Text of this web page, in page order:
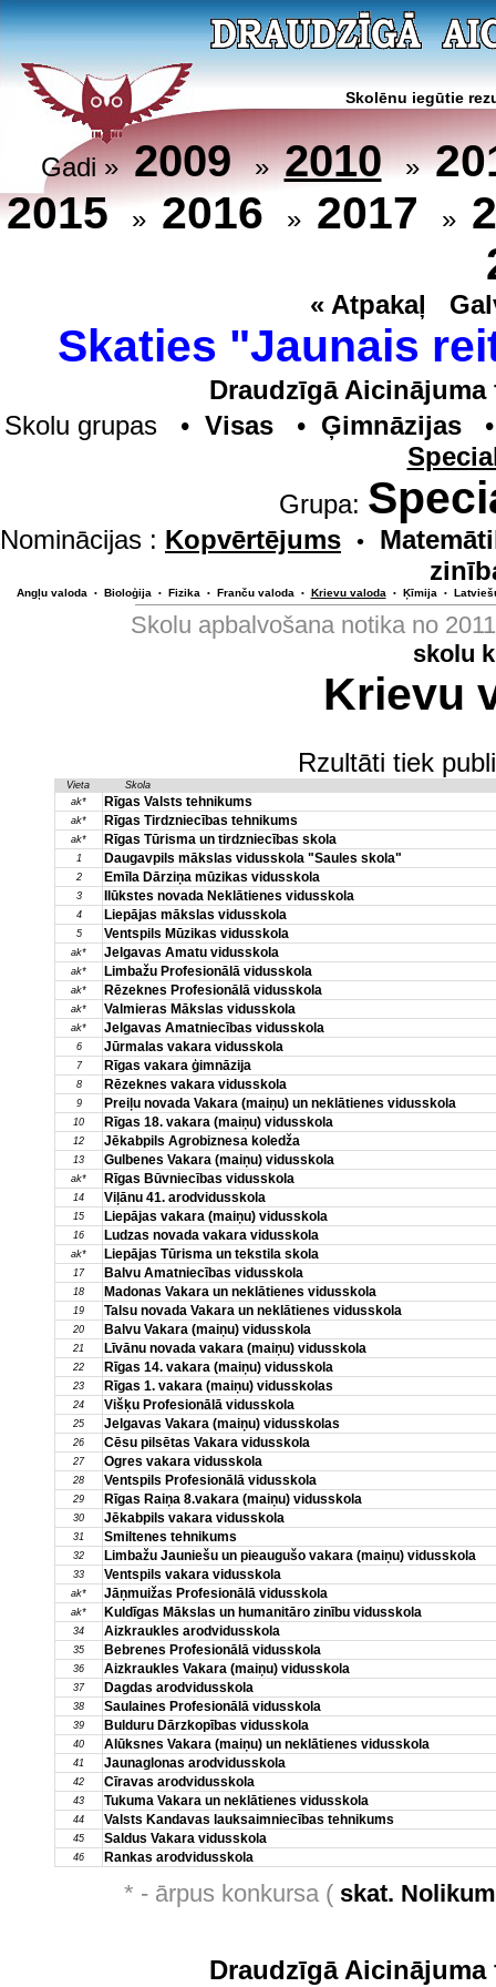
Skolēnu iegūtie
Gadi »2009»2010»
2015 » 2016 » 2017 »
« Atpakaļ
Skaties "Jaunais
Draudzīgā
Skolu grupas • Visas• Ģimnāzijas
Grupa:
Nominācijas : Kopvērtējums •
Angļu valoda • Bioloģija • Fizika • Franču valoda • Krievu valoda • Ķīmija •
Skolu apbalvošana notika no
skolu
Krievu
Rzultāti tiek
Vieta
Skola
ak*
Rīgas Valsts tehnikums
ak* Rīgas Tirdzniecības tehnikums
ak* Rīgas Tūrisma un tirdzniecības skola
1 Daugavpils mākslas vidusskola "Saules skola"
2 Emīla Dārziņa mūzikas vidusskola
3 Ilūkstes novada Neklātienes vidusskola
4 Liepājas mākslas vidusskola
5 Ventspils Mūzikas vidusskola
ak* Jelgavas Amatu vidusskola
ak* Limbažu Profesionālā vidusskola
ak* Rēzeknes Profesionālā vidusskola
ak* Valmieras Mākslas vidusskola
ak* Jelgavas Amatniecības vidusskola
6 Jūrmalas vakara vidusskola
7 Rīgas vakara ģimnāzija
8 Rēzeknes vakara vidusskola
9 Preiļu novada Vakara (maiņu) un neklātienes vidusskola
10 Rīgas 18. vakara (maiņu) vidusskola
12 Jēkabpils Agrobiznesa koledža
13 Gulbenes Vakara (maiņu) vidusskola
ak* Rīgas Būvniecības vidusskola
14 Viļānu 41. arodvidusskola
15 Liepājas vakara (maiņu) vidusskola
16 Ludzas novada vakara vidusskola
ak* Liepājas Tūrisma un tekstila skola
17 Balvu Amatniecības vidusskola
18 Madonas Vakara un neklātienes vidusskola
19 Talsu novada Vakara un neklātienes vidusskola
20 Balvu Vakara (maiņu) vidusskola
21 Līvānu novada vakara (maiņu) vidusskola
22 Rīgas 14. vakara (maiņu) vidusskola
23 Rīgas 1. vakara (maiņu) vidusskolas
24 Višķu Profesionālā vidusskola
25 Jelgavas Vakara (maiņu) vidusskolas
26 Cēsu pilsētas Vakara vidusskola
27 Ogres vakara vidusskola
28 Ventspils Profesionālā vidusskola
29 Rīgas Raiņa 8.vakara (maiņu) vidusskola
30 Jēkabpils vakara vidusskola
31 Smiltenes tehnikums
32 Limbažu Jauniešu un pieaugušo vakara (maiņu) vidusskola
33 Ventspils vakara vidusskola
ak* Jāņmuižas Profesionālā vidusskola
ak* Kuldīgas Mākslas un humanitāro zinību vidusskola
34 Aizkraukles arodvidusskola
35 Bebrenes Profesionālā vidusskola
36 Aizkraukles Vakara (maiņu) vidusskola
37 Dagdas arodvidusskola
38 Saulaines Profesionālā vidusskola
39 Bulduru Dārzkopības vidusskola
40 Alūksnes Vakara (maiņu) un neklātienes vidusskola
41 Jaunaglonas arodvidusskola
42 Cīravas arodvidusskola
43 Tukuma Vakara un neklātienes vidusskola
44 Valsts Kandavas lauksaimniecības tehnikums
45 Saldus Vakara vidusskola
46 Rankas arodvidusskola
* - ārpus konkursa ( skat.
Draudzīgā